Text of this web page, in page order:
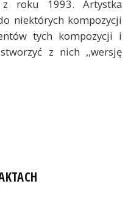
roku 1993. Artystka
niektórych kompozycji
tych kompozycji i
z nich ,,wersję